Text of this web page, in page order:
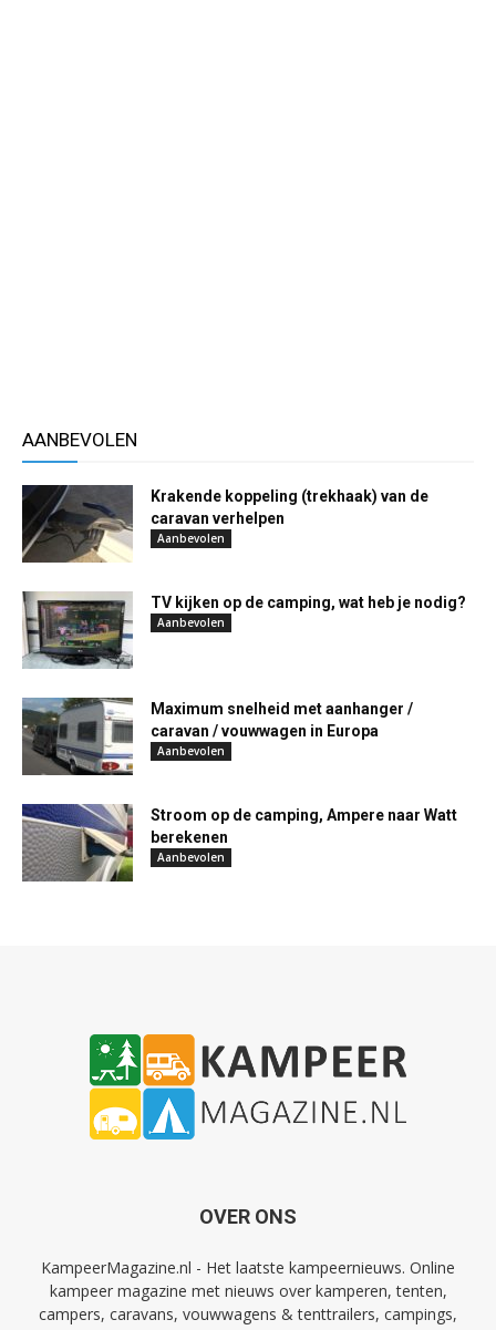
AANBEVOLEN
Krakende koppeling (trekhaak) van de
caravan verhelpen
Aanbevolen
TV kijken op de camping, wat heb je nodig?
Aanbevolen
Maximum snelheid met aanhanger /
caravan / vouwwagen in Europa
Aanbevolen
Stroom op de camping, Ampere naar Watt
berekenen
Aanbevolen
OVER ONS
KampeerMagazine.nl - Het laatste kampeernieuws. Online
kampeer magazine met nieuws over kamperen, tenten,
campers, caravans, vouwwagens & tenttrailers, campings,